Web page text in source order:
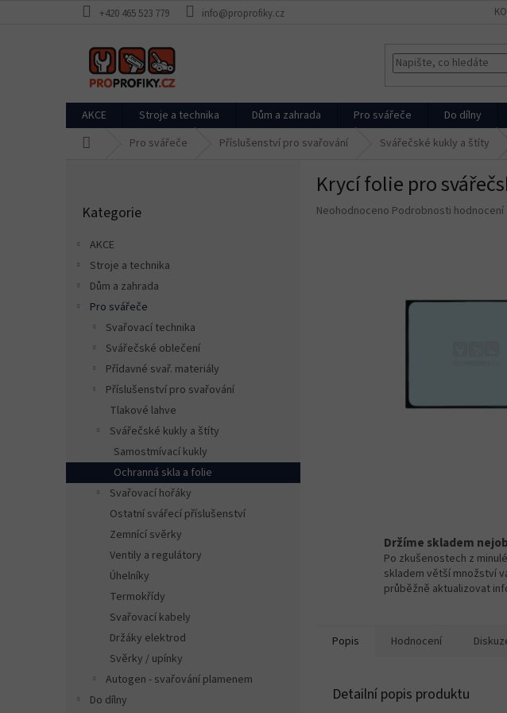
+420 465 523 779 info@proprofiky.cz
AKCE Stroje a technika Dům a zahrada Pro svářeče Do dílny
Pro svářeče Příslušenství pro svařování Svářečské kukly a štíty
kategorie
Kategorie
AKCE
Stroje a technika
Dům a zahrada
Pro svářeče
Svařovací technika
Svářečské oblečení
Přídavné svař. materiály
Příslušenství pro svařování
Tlakové lahve
Svářečské kukly a štíty
Samostmívací kukly
Ochranná skla a folie
Svařovací hořáky
Ostatní svářecí příslušenství
Zemnící svěrky
Ventily a regulátory
Úhelníky
Termokřídy
Svařovací kabely
Držáky elektrod
Svěrky / upínky
Autogen - svařování plamenem
Do dílny
Krycí folie pro
Průměrné
Neohodnoceno Podrobnosti hodnocení
Držíme skladem
Po zkušenostech z
skladem větší množství
průběžně aktualizovat
Popis Hodnocení
Detailní popis produktu